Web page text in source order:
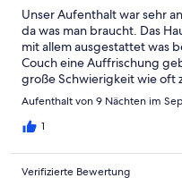
Unser Aufenthalt war sehr
da was man braucht. Das
mit allem ausgestattet was
Couch eine Auffrischung
große Schwierigkeit wie oft
funktioniert. Preis war in
Aufenthalt von 9 Nächten im
1
Verifizierte Bewertung